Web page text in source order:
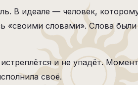
В идеале — человек,
«своими словами». Слова
и не упадёт.
своё.